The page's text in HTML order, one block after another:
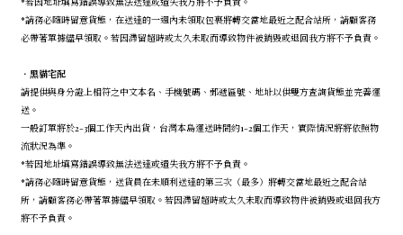
*請務必隨時留意貨態，在送達的一週內未領取包裹將轉交當地最近之配合站所，請顧客務
必帶著單據儘早領取。若因滯留超時或太久未取而導致物件被銷毀或退回我方將不予負責。
． 黑貓宅配
請提供與身分證上相符之中文本名、手機號碼、郵遞區號、地址以供雙方查詢貨態並完善運
送。
一般訂單將於2-3個工作天內出貨，台灣本島運送時間約1-2個工作天，實際情況將將依照物
流狀況為準。
*若因地址填寫錯誤導致無法送達或遺失我方將不予負責。
*請務必隨時留意貨態，送貨員在未順利送達的第三次（最多）將轉交當地最近之配合站
所，請顧客務必帶著單據儘早領取。若因滯留超時或太久未取而導致物件被銷毀或退回我方
將不予負責。